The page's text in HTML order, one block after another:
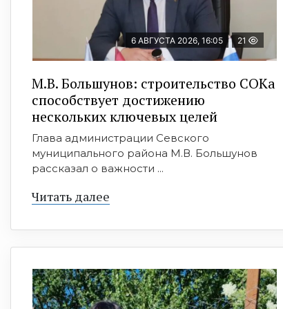
6 АВГУСТА 2026, 16:05 21
М.В. Большунов: строительство СОКа
способствует достижению
нескольких ключевых целей
Глава администрации Севского
муниципального района М.В. Большунов
рассказал о важности ...
Читать далее